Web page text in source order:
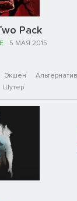
Pack
5 МАЯ 2015
Экшен
Шутер